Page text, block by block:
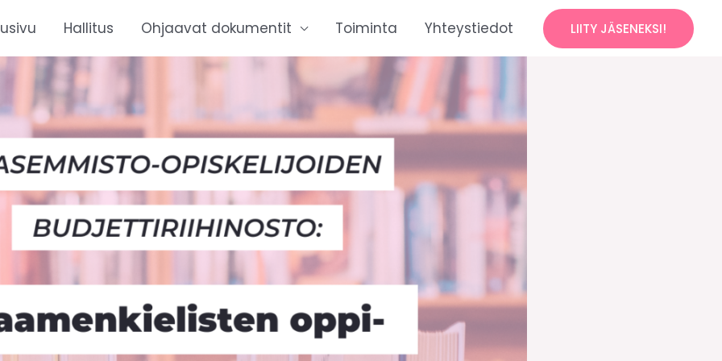
Hallitus Ohjaavat dokumentit Toiminta Yhteystiedot LIITY JÄSENEKSI!